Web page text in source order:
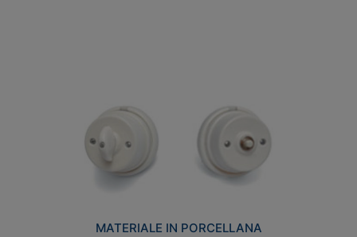
MATERIALE IN PORCELLANA